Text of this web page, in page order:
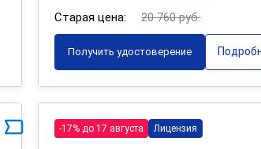
Старая цена:
20 760 руб.
Получить удостоверение
-17% до 17 августа Лицензия